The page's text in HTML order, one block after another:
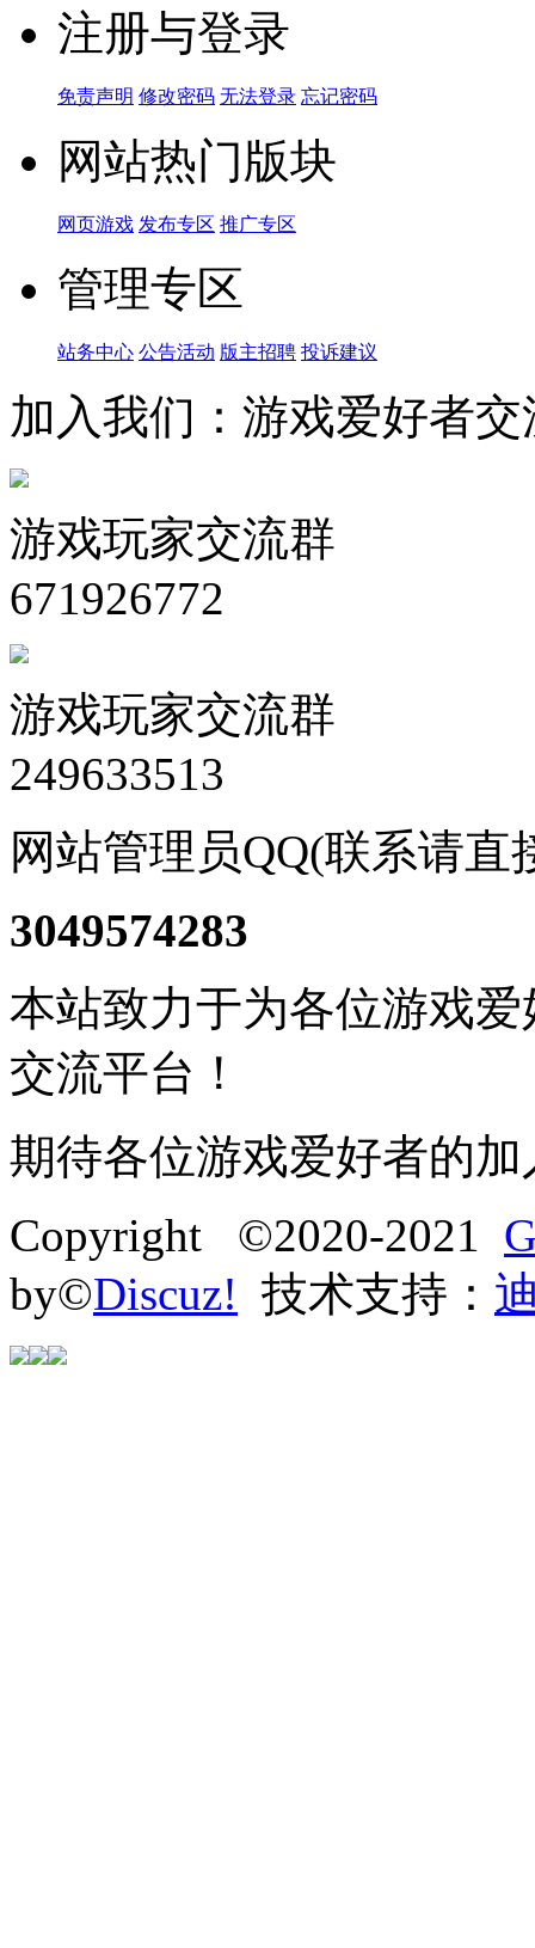
注册与登录
免责声明 修改密码 无法登录 忘记密码
网站热门版块
网页游戏 发布专区 推广专区
管理专区
站务中心 公告活动 版主招聘 投诉建议
加入我们：游戏爱好者交
游戏玩家交流群
671926772
游戏玩家交流群
249633513
网站管理员QQ(联系请直
3049574283
本站致力于为各位游戏
交流平台！
期待各位游戏爱好者的加
Copyright ©2020-2021
by©Discuz! 技术支持：